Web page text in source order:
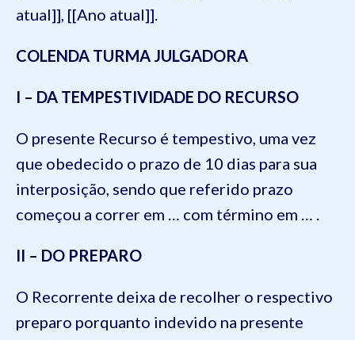
atual]], [[Ano atual]].
COLENDA TURMA JULGADORA
I – DA TEMPESTIVIDADE DO RECURSO
O presente Recurso é tempestivo, uma vez
que obedecido o prazo de 10 dias para sua
interposição, sendo que referido prazo
começou a correr em … com término em … .
II – DO PREPARO
O Recorrente deixa de recolher o respectivo
preparo porquanto indevido na presente